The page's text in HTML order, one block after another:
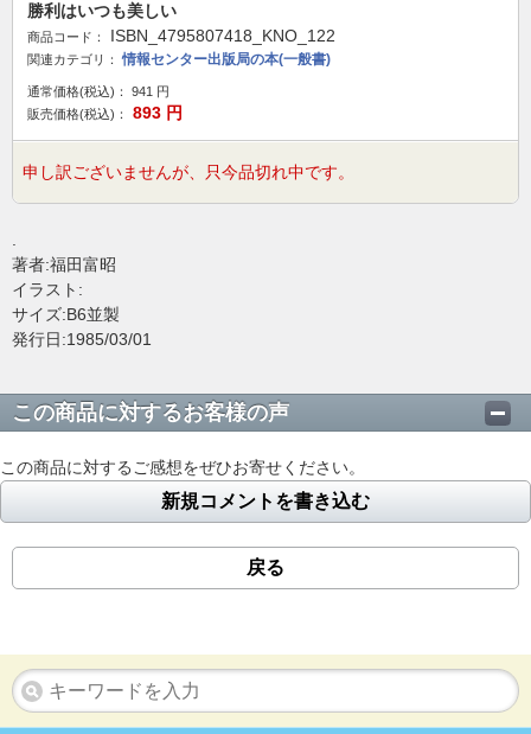
勝利はいつも美しい
商品コード： ISBN_4795807418_KNO_122
関連カテゴリ： 情報センター出版局の本(一般書)
通常価格(税込)： 941 円
販売価格(税込)：
893 円
申し訳ございませんが、只今品切れ中です。
著者:福田富昭
イラスト:
サイズ:B6並製
発行日:1985/03/01
この商品に対するお客様の声
この商品に対するご感想をぜひお寄せください。
新規コメントを書き込む
戻る